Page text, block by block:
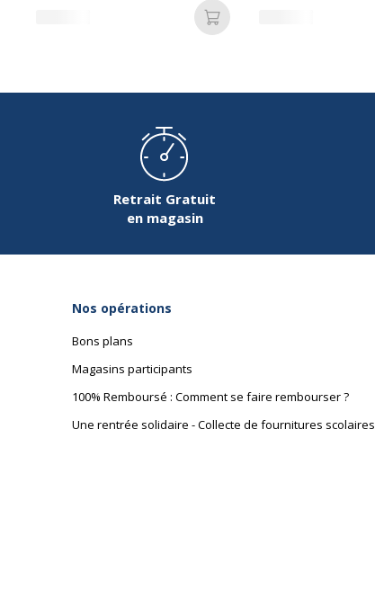
Ajouter au panier
Retrait Gratuit
en magasin
Nos opérations
Bons plans
Magasins participants
100% Remboursé : Comment se faire rembourser ?
Une rentrée solidaire - Collecte de fournitures scolaires